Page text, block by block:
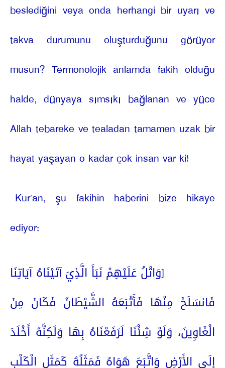
beslediğini veya onda herhangi bir uyarı ve
takva durumunu oluşturduğunu görüyor
musun? Termonolojik anlamda fakih olduğu
halde, dünyaya sımsıkı bağlanan ve yüce
Allah tebareke ve tealadan tamamen uzak bir
hayat yaşayan o kadar çok insan var ki!
Kur’an, şu fakihin haberini bize hikaye
ediyor:
[وَاتْلُ عَلَيْهِمْ نَبَأَ الَّذِيَ آتَيْنَاهُ آيَاتِنَا
فَانسَلَخَ مِنْهَا فَأَتْبَعَهُ الشَّيْطَانُ فَكَانَ مِنَ
الْغَاوِينَ، وَلَوْ شِئْنَا لَرَفَعْنَاهُ بِهَا وَلَكِنَّهُ أَخْلَدَ
إِلَى الأَرْضِ وَاتَّبَعَ هَوَاهُ فَمَثَلُهُ كَمَثَلِ الْكَلْبِ